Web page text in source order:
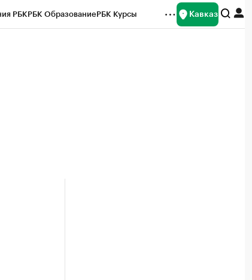
РБКРБК ОбразованиеРБК Курсы Кавказ